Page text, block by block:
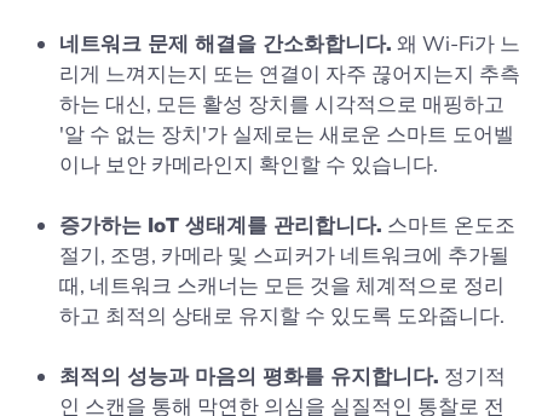
네트워크 문제 해결을 간소화합니다. 왜 Wi-Fi가 느
리게 느껴지는지 또는 연결이 자주 끊어지는지 추측
하는 대신, 모든 활성 장치를 시각적으로 매핑하고
'알 수 없는 장치'가 실제로는 새로운 스마트 도어벨
이나 보안 카메라인지 확인할 수 있습니다.
증가하는 IoT 생태계를 관리합니다. 스마트 온도조
절기, 조명, 카메라 및 스피커가 네트워크에 추가될
때, 네트워크 스캐너는 모든 것을 체계적으로 정리
하고 최적의 상태로 유지할 수 있도록 도와줍니다.
최적의 성능과 마음의 평화를 유지합니다. 정기적
인 스캔을 통해 막연한 의심을 실질적인 통찰로 전